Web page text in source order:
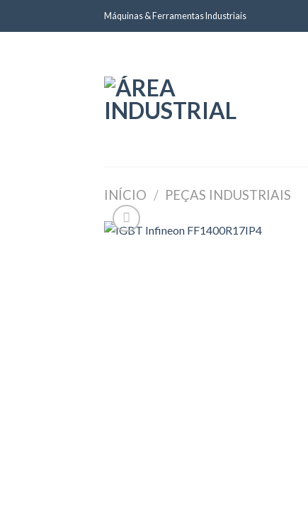
Máquinas & Ferramentas Industriais
INÍCIO / PEÇAS INDUSTRIAIS